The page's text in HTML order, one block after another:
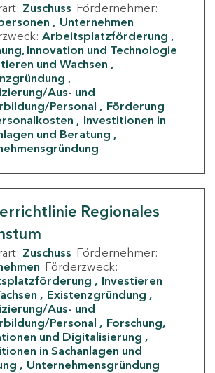
Zuschuss Fördernehmer:
Unternehmen
Arbeitsplatzförderung
Innovation und Technologie
und Wachsen
Aus- und
Personal
Förderung
Investitionen in
und Beratung
Regionales
Zuschuss Fördernehmer:
Förderzweck:
Investieren
Existenzgründung
Aus- und
Personal
Forschung,
und Digitalisierung
in Sachanlagen und
Unternehmensgründung